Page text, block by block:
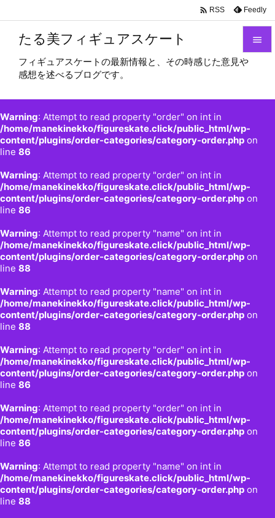
たる美フィギュアスケート
フィギュアスケートの最新情報と、その時感じた意見や
感想を述べるブログです。
Warning: Attempt to read property "order" on int in
/home/manekinekko/figureskate.click/public_html/wp-
content/plugins/order-categories/category-order.php on
line 86
Warning: Attempt to read property "order" on int in
/home/manekinekko/figureskate.click/public_html/wp-
content/plugins/order-categories/category-order.php on
line 86
Warning: Attempt to read property "name" on int in
/home/manekinekko/figureskate.click/public_html/wp-
content/plugins/order-categories/category-order.php on
line 88
Warning: Attempt to read property "name" on int in
/home/manekinekko/figureskate.click/public_html/wp-
content/plugins/order-categories/category-order.php on
line 88
Warning: Attempt to read property "order" on int in
/home/manekinekko/figureskate.click/public_html/wp-
content/plugins/order-categories/category-order.php on
line 86
Warning: Attempt to read property "order" on int in
/home/manekinekko/figureskate.click/public_html/wp-
content/plugins/order-categories/category-order.php on
line 86
Warning: Attempt to read property "name" on int in
/home/manekinekko/figureskate.click/public_html/wp-
content/plugins/order-categories/category-order.php on
line 88


前へ

 RSS Feedly